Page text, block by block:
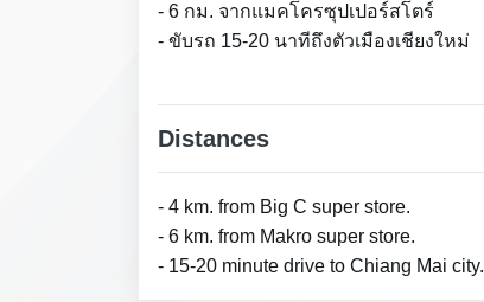
- 6 กม. จากแมคโครซุปเปอร์สโตร์
- ขับรถ 15-20 นาทีถึงตัวเมืองเชียงใหม่
Distances
- 4 km. from Big C super store.
- 6 km. from Makro super store.
- 15-20 minute drive to Chiang Mai city.